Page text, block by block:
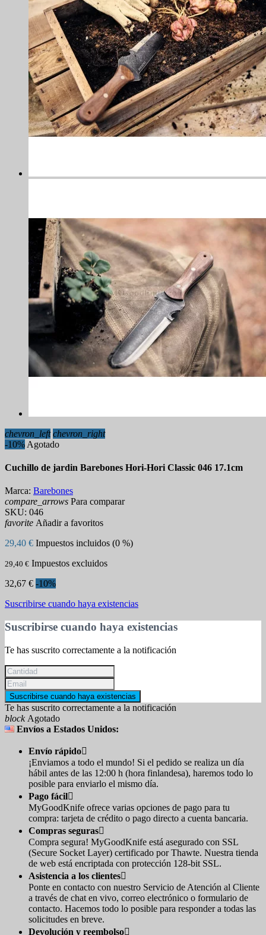
chevron_left chevron_right
-10% Agotado
Cuchillo de jardin Barebones Hori-Hori Classic 046 17.1cm
Marca: Barebones
compare_arrows Para comparar
SKU: 046
favorite Añadir a favoritos
29,40 € Impuestos incluidos (0 %)
29,40 € Impuestos excluidos
32,67 € -10%
Suscribirse cuando haya existencias
Suscribirse cuando haya existencias
Te has suscrito correctamente a la notificación
Suscribirse cuando haya existencias
Te has suscrito correctamente a la notificación
blockAgotado
Envíos a Estados Unidos:
Envío rápido
¡Enviamos a todo el mundo! Si el pedido se realiza un día
hábil antes de las 12:00 h (hora finlandesa), haremos todo lo
posible para enviarlo el mismo día.
Pago fácil
MyGoodKnife ofrece varias opciones de pago para tu
compra: tarjeta de crédito o pago directo a cuenta bancaria.
Compras seguras
Compra segura! MyGoodKnife está asegurado con SSL
(Secure Socket Layer) certificado por Thawte. Nuestra tienda
de web está encriptada con protección 128-bit SSL.
Asistencia a los clientes
Ponte en contacto con nuestro Servicio de Atención al Cliente
a través de chat en vivo, correo electrónico o formulario de
contacto. Hacemos todo lo posible para responder a todas las
solicitudes en breve.
Devolución y reembolso